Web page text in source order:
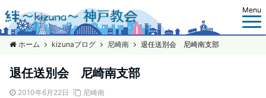
Menu
ホーム kizunaブログ 尼崎南 退任送別会 尼崎南支部
退任送別会 尼崎南支部
2010年6月22日 尼崎南